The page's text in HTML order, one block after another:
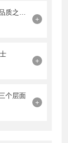
+
+
个层面
+